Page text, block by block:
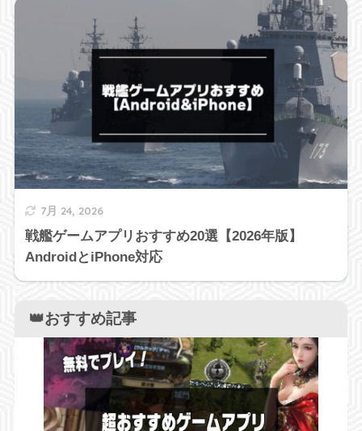
7月 24, 2026
戦艦ゲームアプリおすすめ20選【2026年版】
AndroidとiPhone対応
👑おすすめ記事